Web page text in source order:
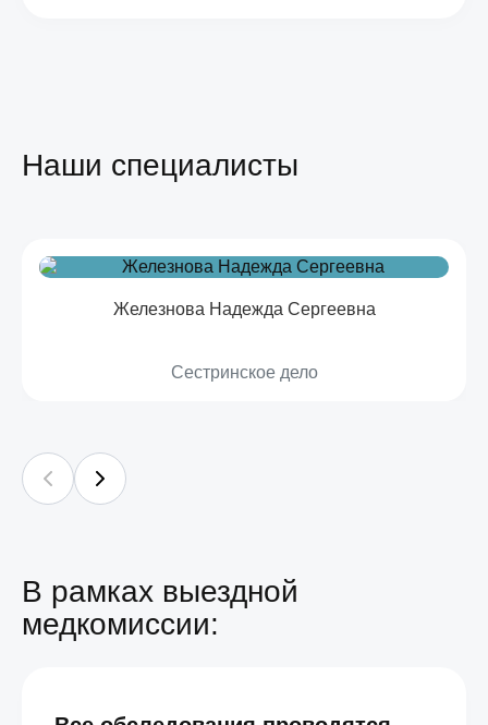
Наши специалисты
Железнова Надежда Сергеевна
Сестринское дело
В рамках выездной
медкомиссии: